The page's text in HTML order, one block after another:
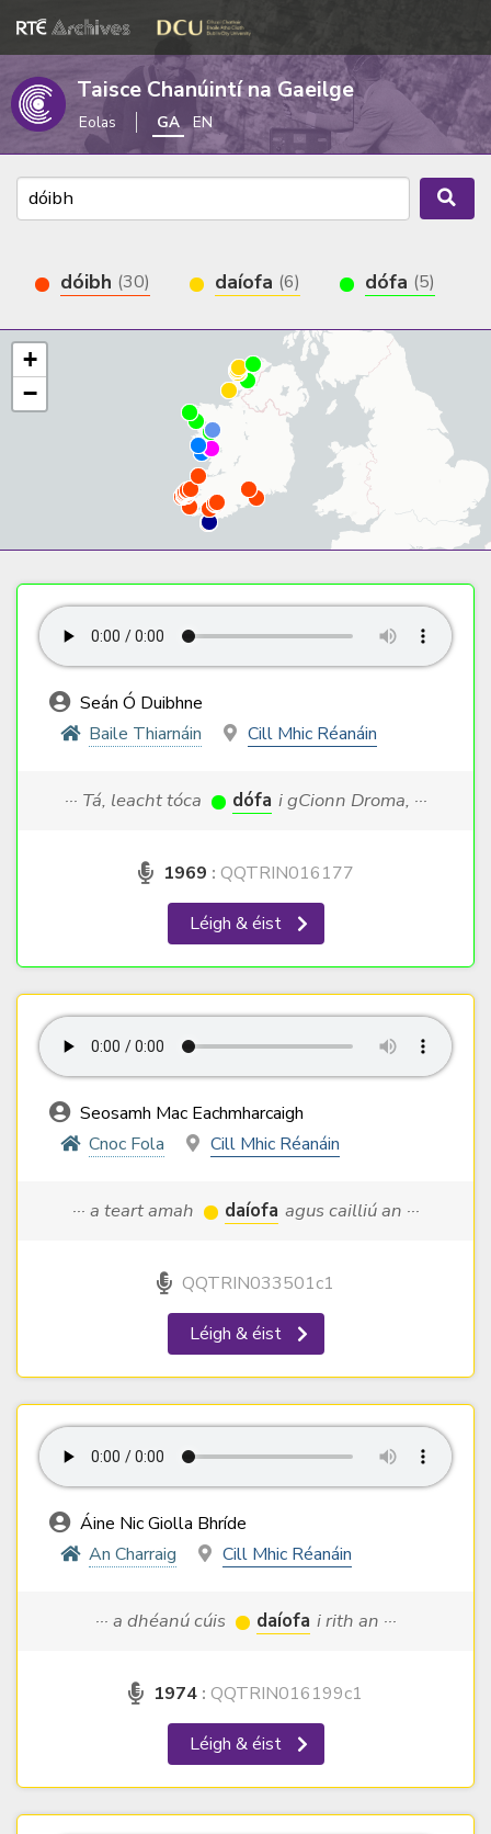
Taisce Chanúintí na Gaeilge
Eolas GA EN
dóibh (30) daíofa (6) dófa (5)
+
−
Seán Ó Duibhne
Baile Thiarnáin
Cill Mhic Réanáin
··· Tá, leacht tóca dófa i gCionn Droma, ···
1969 : QQTRIN016177
Léigh & éist
Seosamh Mac Eachmharcaigh
Cnoc Fola
Cill Mhic Réanáin
··· a teart amah daíofa agus cailliú an ···
QQTRIN033501c1
Léigh & éist
Áine Nic Giolla Bhríde
An Charraig
Cill Mhic Réanáin
··· a dhéanú cúis daíofa i rith an ···
1974 : QQTRIN016199c1
Léigh & éist